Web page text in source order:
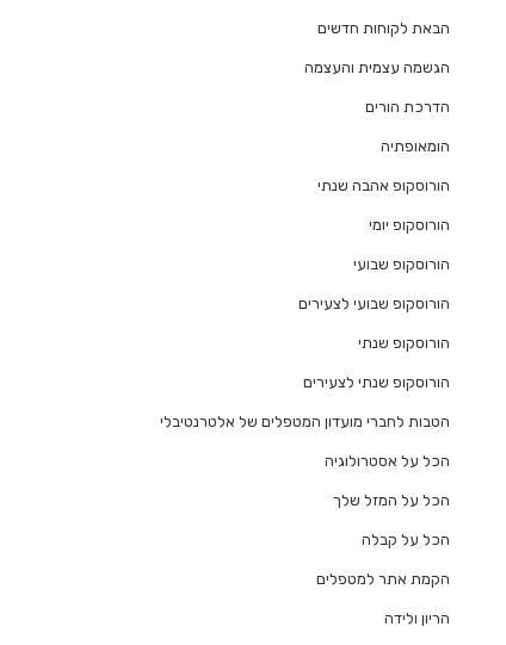
הבאת לקוחות חדשים
הגשמה עצמית והעצמה
הדרכת הורים
הומאופתיה
הורוסקופ אהבה שנתי
הורוסקופ יומי
הורוסקופ שבועי
הורוסקופ שבועי לצעירים
הורוסקופ שנתי
הורוסקופ שנתי לצעירים
הטבות לחברי מועדון המטפלים של אלטרנטיבלי
הכל על אסטרולוגיה
הכל על המזל שלך
הכל על קבלה
הקמת אתר למטפלים
הריון ולידה